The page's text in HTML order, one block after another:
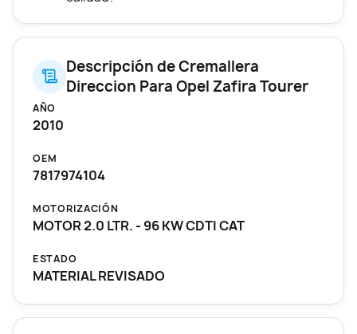
Descripción de Cremallera
Direccion Para Opel Zafira Tourer
AÑO
2010
OEM
7817974104
MOTORIZACIÓN
MOTOR 2.0 LTR. - 96 KW CDTI CAT
ESTADO
MATERIAL REVISADO